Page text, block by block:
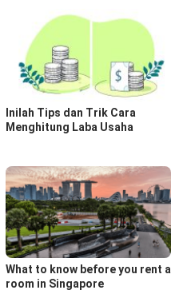
Inilah Tips dan Trik Cara
Menghitung Laba Usaha
What to know before you rent a
room in Singapore